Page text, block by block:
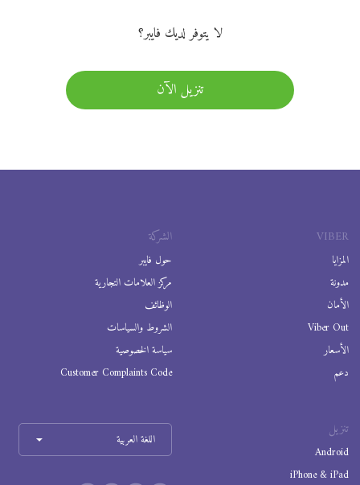
لا يتوفر لديك فايبر؟
تنزيل الآن
VIBER
المزايا
مدونة
الأمان
Viber Out
الأسعار
دعم
الشركة
حول فايبر
مركز العلامات التجارية
الوظائف
الشروط والسياسات
سياسة الخصوصية
Customer Complaints Code
تنزيل
Android
iPhone & iPad
اللغة العربية